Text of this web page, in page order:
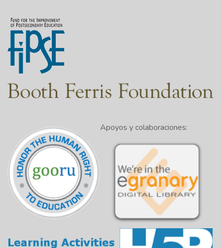
Apoyos y colaboraciones: